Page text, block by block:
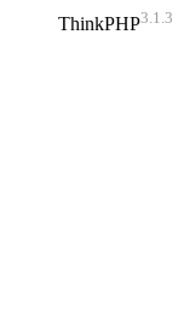
ThinkPHP3.1.3